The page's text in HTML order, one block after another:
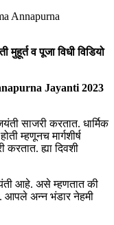
मुहूर्त व पूजा विधी विडियो
Jayanti 2023
जयंती साजरी करतात. धार्मिक
म्हणूनच मार्गशीर्ष
करतात. ह्या दिवशी
आहे. असे म्हणतात की
आपले अन्न भंडार नेहमी